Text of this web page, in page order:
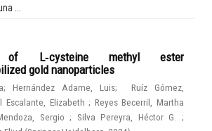
...
of L‑cysteine methyl ester
gold nanoparticles
; Hernández Adame, Luis;
Ruíz Gómez,
Escalante, Elizabeth; Reyes Becerril, Martha
Sergio; Silva Pereyra, Héctor G.;